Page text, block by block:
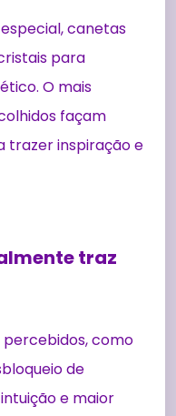
canetas
para
O mais
façam
trazer inspiração e
traz
percebidos, como
de
e maior